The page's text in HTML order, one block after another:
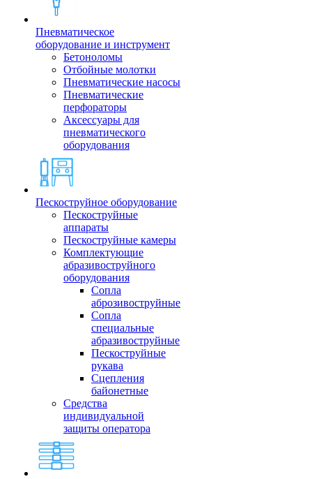
Пневматическое
оборудование и инструмент
Бетоноломы
Отбойные молотки
Пневматические насосы
Пневматические
перфораторы
Аксессуары для
пневматического
оборудования
Пескоструйное оборудование
Пескоструйные
аппараты
Пескоструйные камеры
Комплектующие
абразивоструйного
оборудования
Сопла
аброзивоструйные
Сопла
специальные
абразивоструйные
Пескоструйные
рукава
Сцепления
байонетные
Средства
индивидуальной
защиты оператора